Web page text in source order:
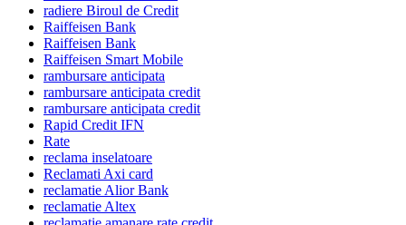
radiere Biroul de Credit
Raiffeisen Bank
Raiffeisen Bank
Raiffeisen Smart Mobile
rambursare anticipata
rambursare anticipata credit
rambursare anticipata credit
Rapid Credit IFN
Rate
reclama inselatoare
Reclamati Axi card
reclamatie Alior Bank
reclamatie Altex